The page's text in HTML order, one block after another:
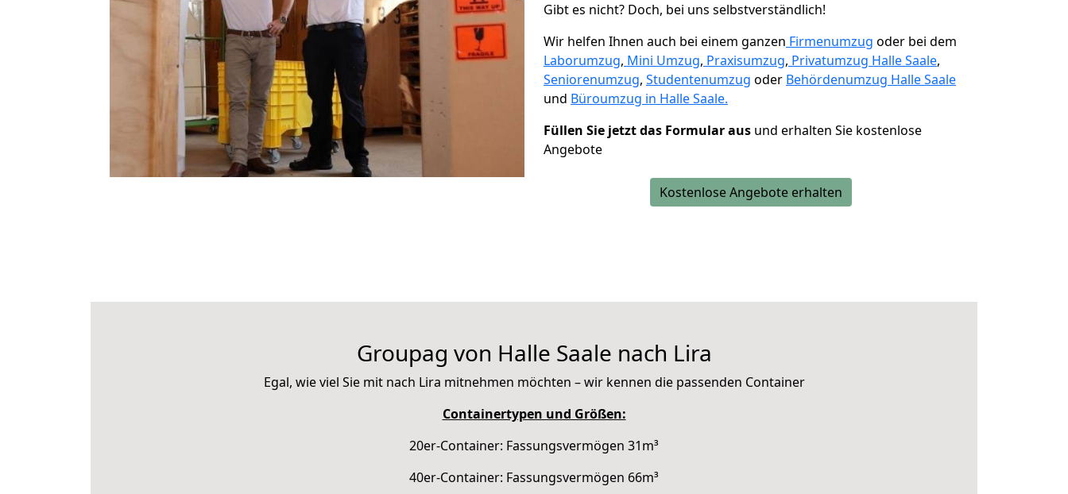
Gibt es nicht? Doch, bei uns selbstverständlich!
Wir helfen Ihnen auch bei einem ganzen Firmenumzug oder bei dem
Laborumzug, Mini Umzug, Praxisumzug, Privatumzug Halle Saale,
Seniorenumzug, Studentenumzug oder Behördenumzug Halle Saale
und Büroumzug in Halle Saale.
Füllen Sie jetzt das Formular aus und erhalten Sie kostenlose
Angebote
Kostenlose Angebote erhalten
Groupag von Halle Saale nach Lira
Egal, wie viel Sie mit nach Lira mitnehmen möchten – wir kennen die passenden Container
Containertypen und Größen:
20er-Container: Fassungsvermögen 31m³
40er-Container: Fassungsvermögen 66m³